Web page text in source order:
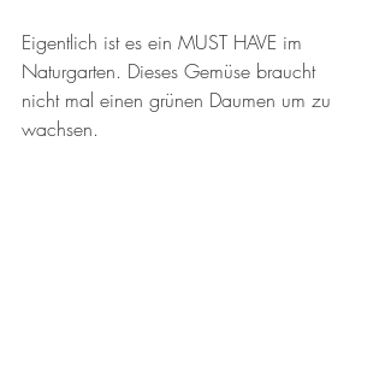
Eigentlich ist es ein MUST HAVE im
Naturgarten. Dieses Gemüse braucht
nicht mal einen grünen Daumen um zu
wachsen.